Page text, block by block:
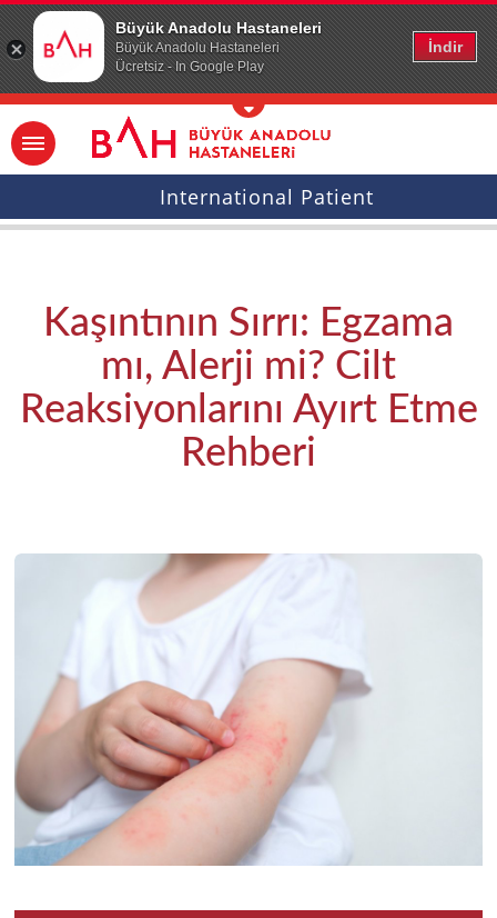
Büyük Anadolu Hastaneleri
Büyük Anadolu Hastaneleri
Ücretsiz - In Google Play
İndir
Ana icerige atla
International Patient
Kaşıntının Sırrı: Egzama
mı, Alerji mi? Cilt
Reaksiyonlarını Ayırt Etme
Rehberi